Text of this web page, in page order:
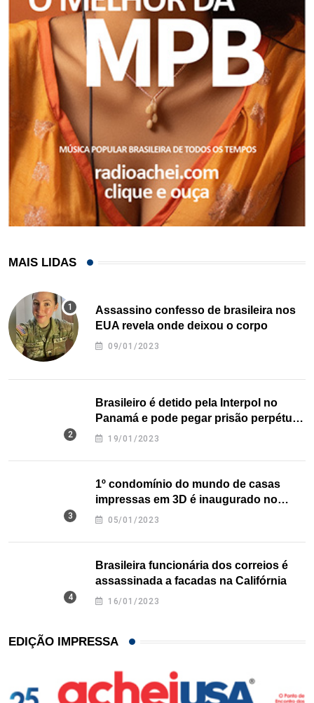
MAIS LIDAS
Assassino confesso de brasileira nos
EUA revela onde deixou o corpo
09/01/2023
Brasileiro é detido pela Interpol no
Panamá e pode pegar prisão perpétua
nos EUA
19/01/2023
1º condomínio do mundo de casas
impressas em 3D é inaugurado no
Texas
05/01/2023
Brasileira funcionária dos correios é
assassinada a facadas na Califórnia
16/01/2023
EDIÇÃO IMPRESSA